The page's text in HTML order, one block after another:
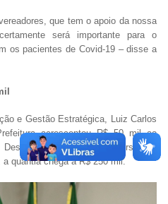
que tem o apoio da nossa
será importante para o
os pacientes de Covid-19 – disse a
e Gestão Estratégica, Luiz Carlos
acrescentou R$ 50 mil ao
maneira, com os recursos do
quantia chega a R$ 250 mil.